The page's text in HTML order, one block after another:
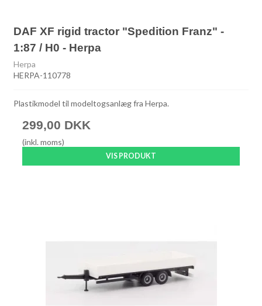
DAF XF rigid tractor "Spedition Franz" -
1:87 / H0 - Herpa
Herpa
HERPA-110778
Plastikmodel til modeltogsanlæg fra Herpa.
299,00 DKK
(inkl. moms)
VIS PRODUKT